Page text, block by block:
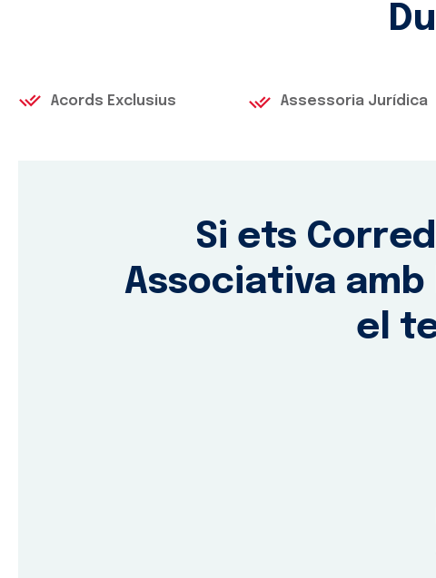
Acords Exclusius Assessoria Jurídica
Si ets
Associativa
el